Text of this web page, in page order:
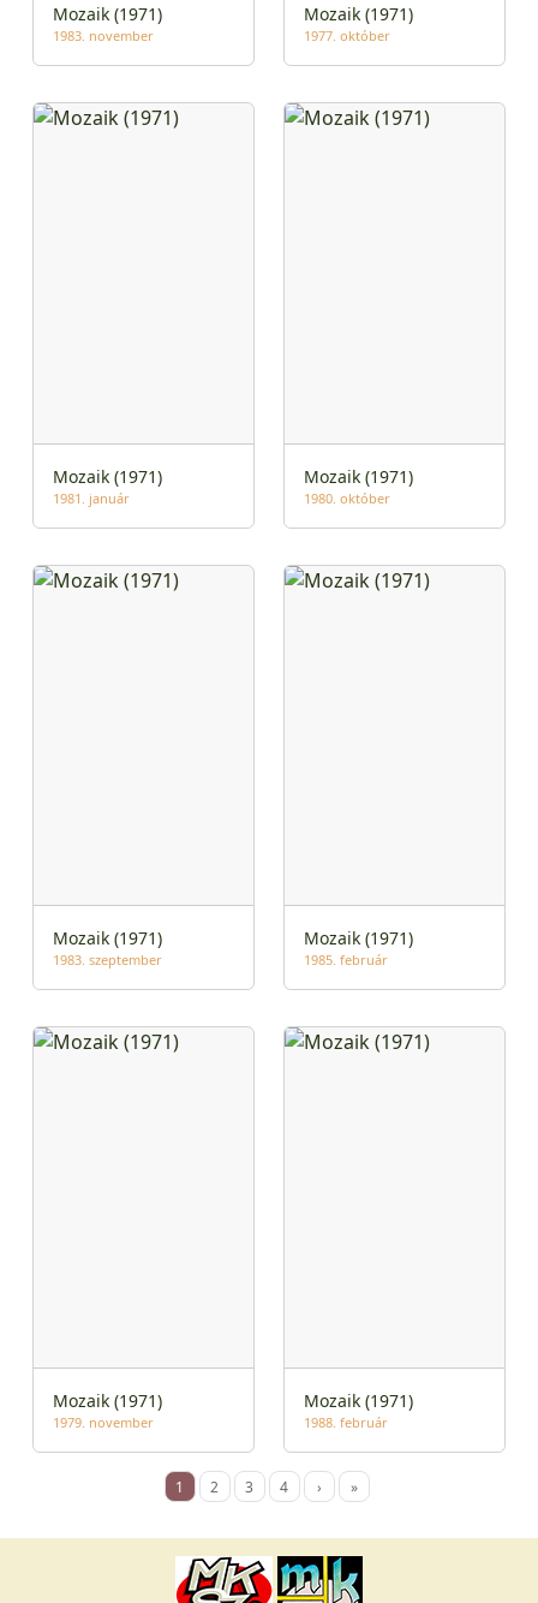
Mozaik (1971)
1983. november
Mozaik (1971)
1977. október
Mozaik (1971)
1981. január
Mozaik (1971)
1980. október
Mozaik (1971)
1983. szeptember
Mozaik (1971)
1985. február
Mozaik (1971)
1979. november
Mozaik (1971)
1988. február
1 2 3 4 › »